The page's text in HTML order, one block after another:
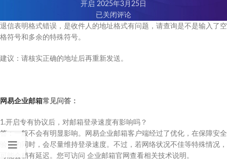
开启 2025年3月25日
已关闭评论
退信表明格式错误，是收件人的地址格式有问题，请查询是不是输入了空
格符号和多余的特殊符号。
建议：请核实正确的地址后再重新发送。
网易企业邮箱常见问答：
1.开启专有协议后，对邮箱登录速度有影响吗？
答：一般不会有明显影响。网易企业邮箱客户端经过了优化，在保障安全
验证的同时，会尽量维持登录速度。不过，若网络状况不佳等特殊情况，
可能会稍有延迟。您可访问 企业邮箱官网查看相关技术说明。